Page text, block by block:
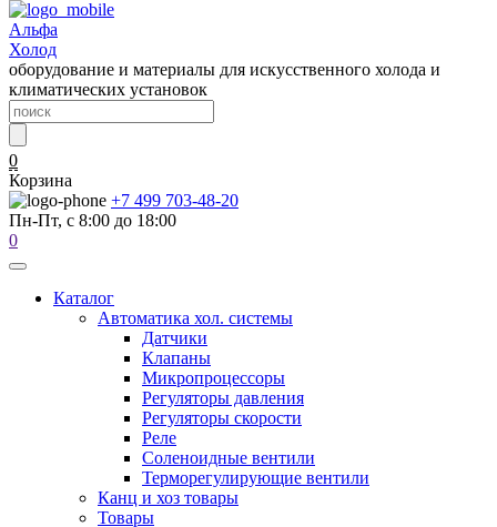
Альфа
Холод
оборудование и материалы для искусственного холода и
климатических установок
0
Корзина
+7 499 703-48-20
Пн-Пт, с 8:00 до 18:00
0
Каталог
Автоматика хол. системы
Датчики
Клапаны
Микропроцессоры
Регуляторы давления
Регуляторы скорости
Реле
Соленоидные вентили
Терморегулирующие вентили
Канц и хоз товары
Товары